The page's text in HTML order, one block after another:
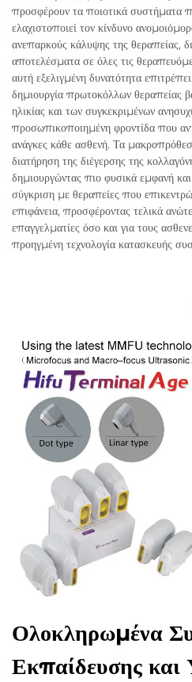
προσφέρουν τα ποιοτικά συστήματα
ελαχιστοποιεί τον κίνδυνο
ανεπαρκούς κάλυψης της θεραπείας,
αποτελέσματα σε όλες τις
αυτή εξελιγμένη δυνατότητα
δημιουργία πρωτοκόλλων θεραπείας
ηλικίας και των συγκεκριμένων
προσωπικοποιημένη φροντίδα που
ανάγκες κάθε ασθενή. Τα
διατήρηση της διέγερσης της
δημιουργώντας πιο φυσικά εμφανή
σύγκριση με θεραπείες που
επιφάνεια, προσφέροντας τελικά
επαγγελματίες όσο και για τους
προηγμένη τεχνολογία κατασκευής
Ολοκληρωμένα
Εκπαίδευσης και